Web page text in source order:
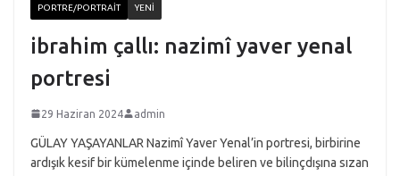
PORTRE/PORTRAIT YENI
ibrahim çallı: nazimî yaver yenal
portresi
29 Haziran 2024 admin
GÜLAY YAŞAYANLAR Nazimî Yaver Yenal’in portresi, birbirine
ardışık kesif bir kümelenme içinde beliren ve bilinçdışına sızan